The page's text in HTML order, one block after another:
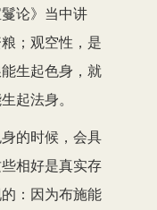
论》当中讲
；观空性，是
生起色身，就
起法身。
的时候，会具
相好是真实存
：因为布施能